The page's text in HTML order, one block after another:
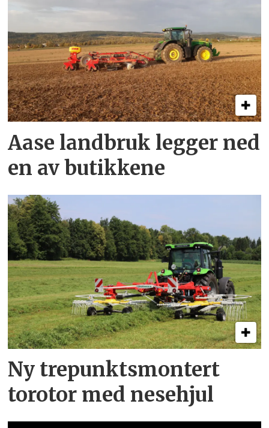
Aase landbruk legger ned
en av butikkene
Ny trepunkts­montert
torotor med nesehjul